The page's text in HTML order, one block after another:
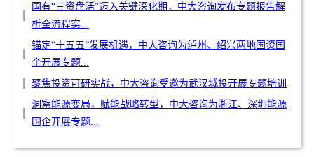
国有“三资盘活”迈入关键深化期，中大咨询发布专题报告解
析全流程实...
锚定“十五五”发展机遇，中大咨询为泸州、绍兴两地国资国
企开展专题...
聚焦投资可研实战，中大咨询受邀为武汉城投开展专题培训
洞察能源变局，赋能战略转型，中大咨询为浙江、深圳能源
国企开展专题...